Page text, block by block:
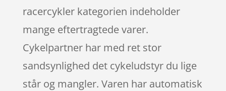
racercykler kategorien indeholder
mange eftertragtede varer.
Cykelpartner har med ret stor
sandsynlighed det cykeludstyr du lige
står og mangler. Varen har automatisk